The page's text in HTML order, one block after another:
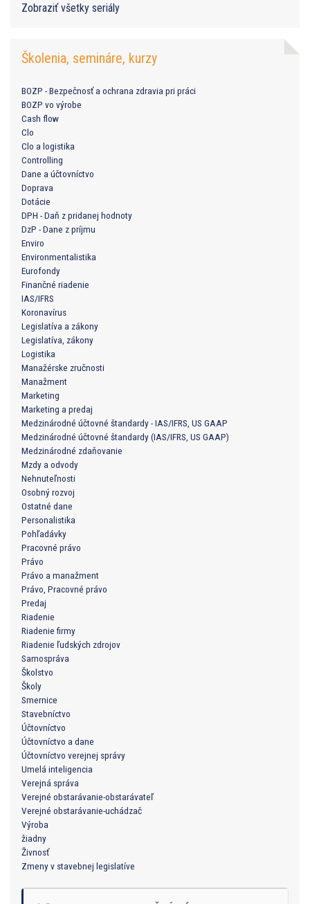
Zobraziť všetky seriály
Školenia, semináre, kurzy
BOZP - Bezpečnosť a ochrana zdravia pri práci
BOZP vo výrobe
Cash flow
Clo
Clo a logistika
Controlling
Dane a účtovníctvo
Doprava
Dotácie
DPH - Daň z pridanej hodnoty
DzP - Dane z príjmu
Enviro
Environmentalistika
Eurofondy
Finančné riadenie
IAS/IFRS
Koronavírus
Legislatíva a zákony
Legislatíva, zákony
Logistika
Manažérske zručnosti
Manažment
Marketing
Marketing a predaj
Medzinárodné účtovné štandardy - IAS/IFRS, US GAAP
Medzinárodné účtovné štandardy (IAS/IFRS, US GAAP)
Medzinárodné zdaňovanie
Mzdy a odvody
Nehnuteľnosti
Osobný rozvoj
Ostatné dane
Personalistika
Pohľadávky
Pracovné právo
Právo
Právo a manažment
Právo, Pracovné právo
Predaj
Riadenie
Riadenie firmy
Riadenie ľudských zdrojov
Samospráva
Školstvo
Školy
Smernice
Stavebníctvo
Účtovníctvo
Účtovníctvo a dane
Účtovníctvo verejnej správy
Umelá inteligencia
Verejná správa
Verejné obstarávanie-obstarávateľ
Verejné obstarávanie-uchádzač
Výroba
žiadny
Živnosť
Zmeny v stavebnej legislatíve